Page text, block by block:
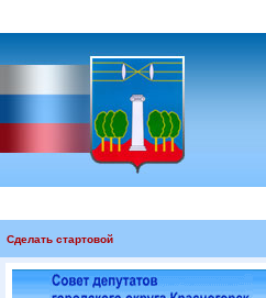
Сделать стартовой